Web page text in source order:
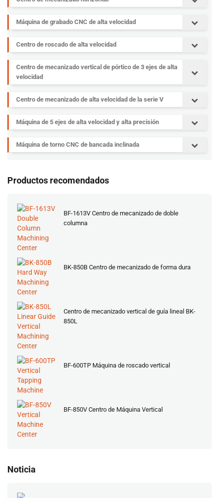
Máquina de grabado CNC de alta velocidad
Centro de roscado de alta velocidad
Centro de mecanizado vertical de pórtico de 3 ejes de alta
velocidad
Centro de mecanizado de alta velocidad de la serie V
Máquina de 5 ejes de alta velocidad y alta precisión
Máquina de torno CNC de bancada inclinada
Productos recomendados
BF-1613V Centro de mecanizado de doble
columna
BK-850B Centro de mecanizado de forma dura
Centro de mecanizado vertical de guía lineal BK-
850L
BF-600TP Máquina de roscado vertical
BF-850V Centro de Máquina Vertical
Noticia